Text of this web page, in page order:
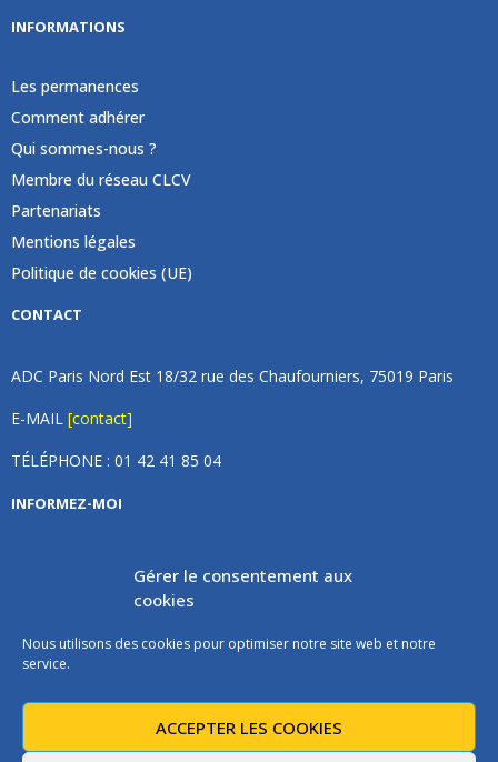
Gérer le consentement aux
cookies
Nous utilisons des cookies pour optimiser notre site web et notre
service.
ACCEPTER LES COOKIES
INFORMATIONS
Les permanences
Comment adhérer
Qui sommes-nous ?
Membre du réseau CLCV
Partenariats
Mentions légales
Politique de cookies (UE)
CONTACT
ADC Paris Nord Est 18/32 rue des Chaufourniers, 75019 Paris
E-MAIL [contact]
TÉLÉPHONE : 01 42 41 85 04
INFORMEZ-MOI
Inscrivez vous à notre newsletter et recevez une fois par
mois de nos nouvelles, aucun spam (on promet).
Les instructions pour vous désabonner sont incluses dans chaque